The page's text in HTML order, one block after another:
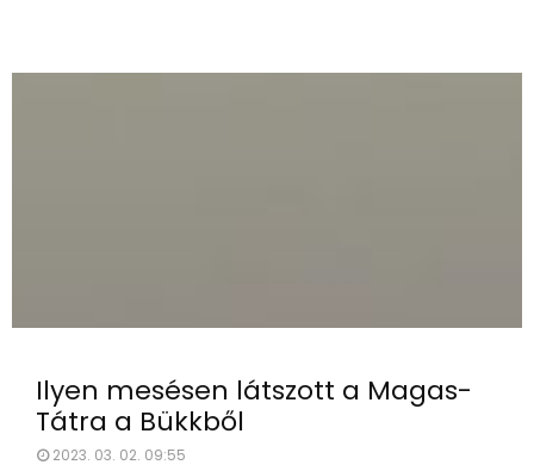
Ilyen mesésen látszott a Magas-
Tátra a Bükkből
2023. 03. 02. 09:55